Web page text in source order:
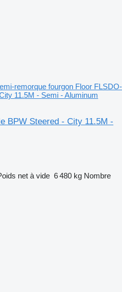
remorque fourgon Floor FLSDO-
11.5M - Semi - Aluminum
BPW Steered - City 11.5M -
net à vide 6 480 kg Nombre